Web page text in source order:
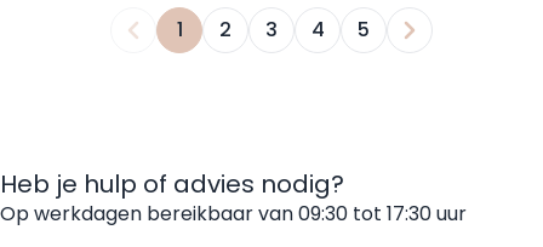
Je leest momenteel pagina
1 Pagina
2 Pagina
3 Pagina
4 Pagina
5
Heb je hulp of advies nodig?
Op werkdagen bereikbaar van 09:30 tot 17:30 uur